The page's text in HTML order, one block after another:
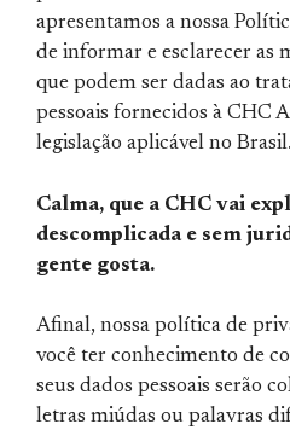
apresentamos a nossa
de informar e esclarecer as
que podem ser dadas ao
pessoais fornecidos à CHC
legislação aplicável no Brasil.
Calma, que a CHC vai
descomplicada e sem
gente gosta.
Afinal, nossa política de
você ter conhecimento de
seus dados pessoais serão
letras miúdas ou palavras